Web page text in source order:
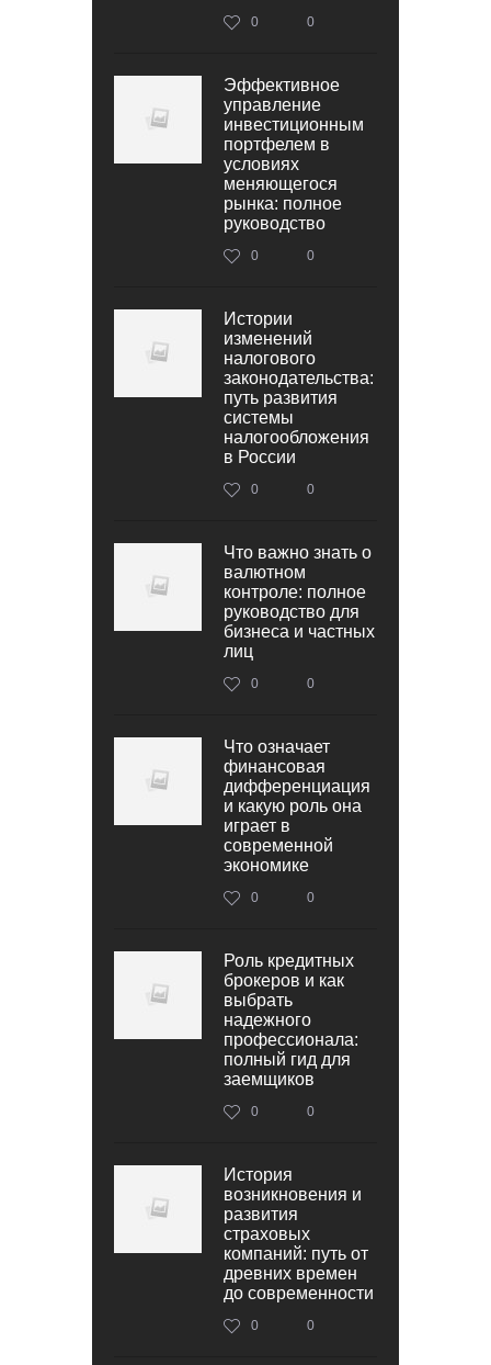
0 0
Эффективное
управление
инвестиционным
портфелем в
условиях
меняющегося
рынка: полное
руководство
0 0
Истории
изменений
налогового
законодательства:
путь развития
системы
налогообложения
в России
0 0
Что важно знать о
валютном
контроле: полное
руководство для
бизнеса и частных
лиц
0 0
Что означает
финансовая
дифференциация
и какую роль она
играет в
современной
экономике
0 0
Роль кредитных
брокеров и как
выбрать
надежного
профессионала:
полный гид для
заемщиков
0 0
История
возникновения и
развития
страховых
компаний: путь от
древних времен
до современности
0 0